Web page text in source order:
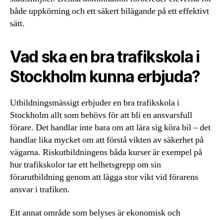
både uppkörning och ett säkert bilägande på ett effektivt
sätt.
Vad ska en bra trafikskola i
Stockholm kunna erbjuda?
Utbildningsmässigt erbjuder en bra trafikskola i
Stockholm allt som behövs för att bli en ansvarsfull
förare. Det handlar inte bara om att lära sig köra bil – det
handlar lika mycket om att förstå vikten av säkerhet på
vägarna. Riskutbildningens båda kurser är exempel på
hur trafikskolor tar ett helhetsgrepp om sin
förarutbildning genom att lägga stor vikt vid förarens
ansvar i trafiken.
Ett annat område som belyses är ekonomisk och